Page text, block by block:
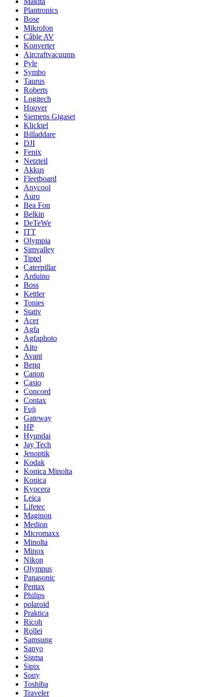
Plantronics
Bose
Mikrofon
Câble AV
Konverter
Aircraftvacuums
Pyle
Symbo
Taurus
Roberts
Logitech
Hoover
Siemens Gigaset
Klicktel
Billaddare
DJI
Fenix
Netzteil
Akkus
Fleetboard
Anycool
Auro
Bea Fon
Belkin
DeTeWe
ITT
Olympia
Simvalley
Tiptel
Caterpillar
Arduino
Boss
Kettler
Tonies
Stativ
Acer
Agfa
Agfaphoto
Aito
Avant
Benq
Canon
Casio
Concord
Contax
Fuji
Gateway
HP
Hyundai
Jay Tech
Jenoptik
Kodak
Konica Minolta
Konica
Kyocera
Leica
Lifetec
Maginon
Medion
Micromaxx
Minolta
Minox
Nikon
Olympus
Panasonic
Pentax
Philips
polaroid
Praktica
Ricoh
Rollei
Samsung
Sanyo
Sigma
Sipix
Sony
Toshiba
Traveler